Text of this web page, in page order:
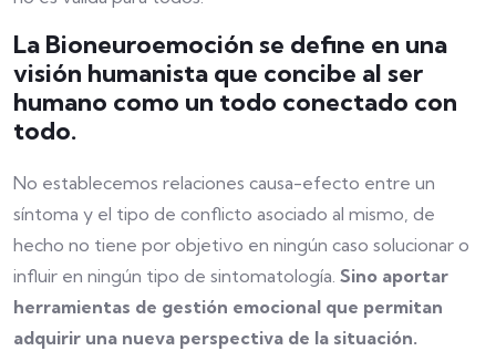
La Bioneuroemoción se define en una
visión humanista que concibe al ser
humano como un todo conectado con
todo.
No establecemos relaciones causa-efecto entre un
síntoma y el tipo de conflicto asociado al mismo, de
hecho no tiene por objetivo en ningún caso solucionar o
influir en ningún tipo de sintomatología. Sino aportar
herramientas de gestión emocional que permitan
adquirir una nueva perspectiva de la situación.